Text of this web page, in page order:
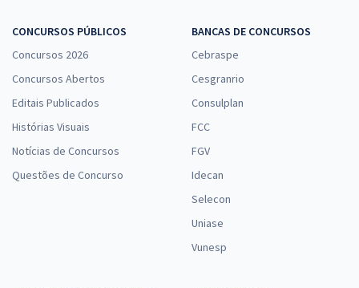
CONCURSOS PÚBLICOS
Concursos 2026
Concursos Abertos
Editais Publicados
Histórias Visuais
Notícias de Concursos
Questões de Concurso
BANCAS DE CONCURSOS
Cebraspe
Cesgranrio
Consulplan
FCC
FGV
Idecan
Selecon
Uniase
Vunesp